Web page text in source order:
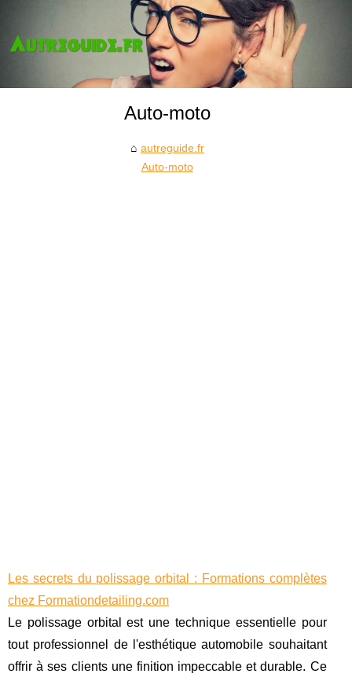
Auto-moto
autreguide.fr
Auto-moto
Les secrets du polissage orbital : Formations complètes
chez Formationdetailing.com
Le polissage orbital est une technique essentielle pour
tout professionnel de l'esthétique automobile souhaitant
offrir à ses clients une finition impeccable et durable. Ce